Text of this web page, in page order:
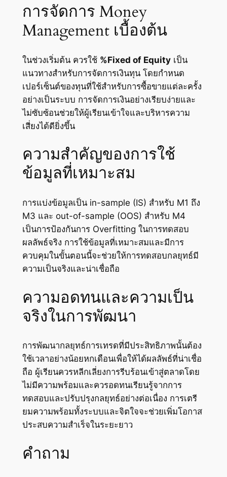
การจัดการ Money
Management เบื้องต้น
ในช่วงเริ่มต้น ควรใช้ %Fixed of Equityเป็น
แนวทางสำหรับการจัดการเงินทุน โดยกำหนด
เปอร์เซ็นต์ของทุนที่ใช้สำหรับการซื้อขายแต่ละครั้ง
อย่างเป็นระบบ การจัดการเงินอย่างเรียบง่ายและ
ไม่ซับซ้อนช่วยให้ผู้เรียนเข้าใจและบริหารความ
เสี่ยงได้ดียิ่งขึ้น
ความสำคัญของการใช้
ข้อมูลที่เหมาะสม
การแบ่งข้อมูลเป็น in-sample (IS) สำหรับ M1 ถึง
M3 และ out-of-sample (OOS) สำหรับ M4
เป็นการป้องกันการ Overfitting ในการทดสอบ
ผลลัพธ์จริง การใช้ข้อมูลที่เหมาะสมและมีการ
ควบคุมในขั้นตอนนี้จะช่วยให้การทดสอบกลยุทธ์มี
ความเป็นจริงและน่าเชื่อถือ
ความอดทนและความเป็น
จริงในการพัฒนา
การพัฒนากลยุทธ์การเทรดที่มีประสิทธิภาพนั้นต้อง
ใช้เวลาอย่างน้อยหกเดือนเพื่อให้ได้ผลลัพธ์ที่น่าเชื่อ
ถือ ผู้เรียนควรหลีกเลี่ยงการรีบร้อนเข้าสู่ตลาดโดย
ไม่มีความพร้อมและควรอดทนเรียนรู้จากการ
ทดสอบและปรับปรุงกลยุทธ์อย่างต่อเนื่อง การเตรี
ยมความพร้อมทั้งระบบและจิตใจจะช่วยเพิ่มโอกาส
ประสบความสำเร็จในระยะยาว
คำถาม